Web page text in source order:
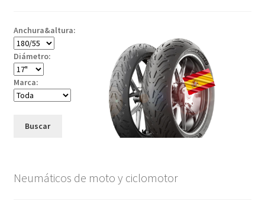
Anchura&altura:
Diámetro:
Marca:
Buscar
Neumáticos de moto y ciclomotor